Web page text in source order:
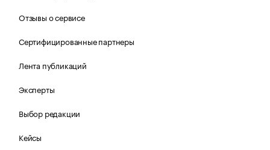
Отзывы о сервисе
Сертифицированные партнеры
Лента публикаций
Эксперты
Выбор редакции
Кейсы